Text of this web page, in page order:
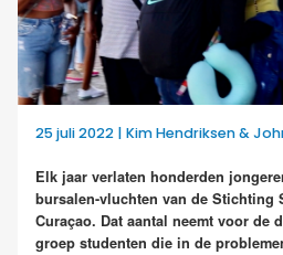
25 juli 2022 | Kim Hendriksen &
Elk jaar verlaten honderden
bursalen-vluchten van de Stichting
Curaçao. Dat aantal neemt voor de
groep studenten die in de